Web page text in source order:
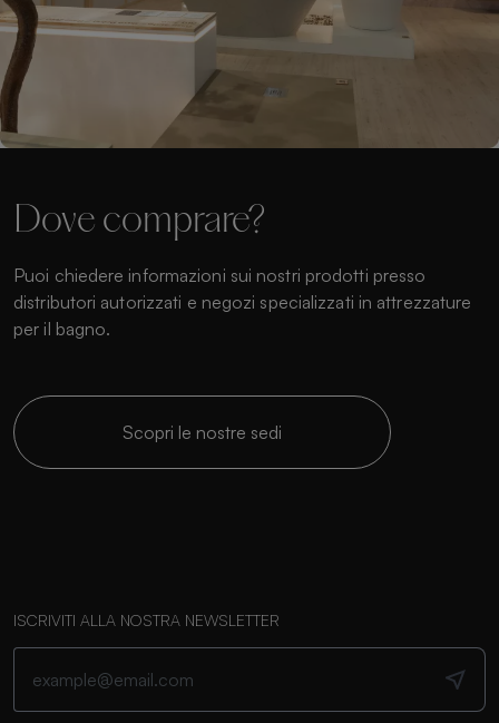
Dove comprare?
Puoi chiedere informazioni sui nostri prodotti presso
distributori autorizzati e negozi specializzati in attrezzature
per il bagno.
Scopri le nostre sedi
ISCRIVITI ALLA NOSTRA NEWSLETTER